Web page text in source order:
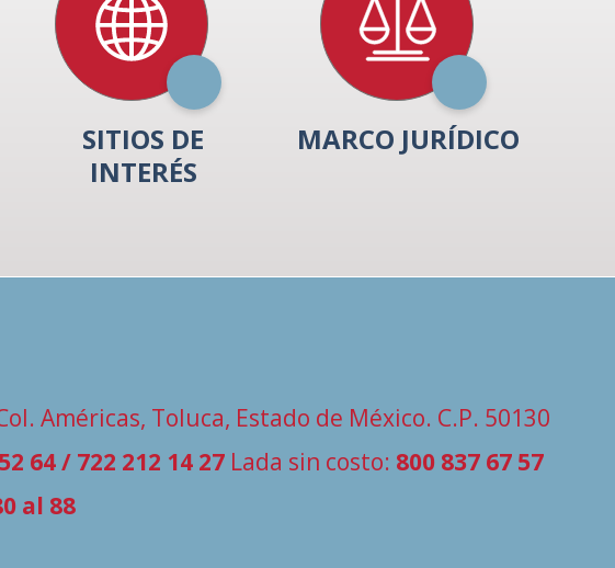
SITIOS DE
INTERÉS
MARCO JURÍDICO
Américas, Toluca, Estado de México. C.P. 50130
64 / 722 212 14 27 Lada sin costo: 800 837 67 57
al 88